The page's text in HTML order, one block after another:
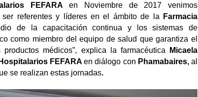
FEFARA en Noviembre de 2017 venimos
referentes y líderes en el ámbito de la
Farmacia
de la capacitación continua y los sistemas de
como miembro del equipo de salud que garantiza el
médicos”, explica la farmacéutica
Micaela
FEFARAen diálogo con Phamabaires,al
se realizan estas jornadas.